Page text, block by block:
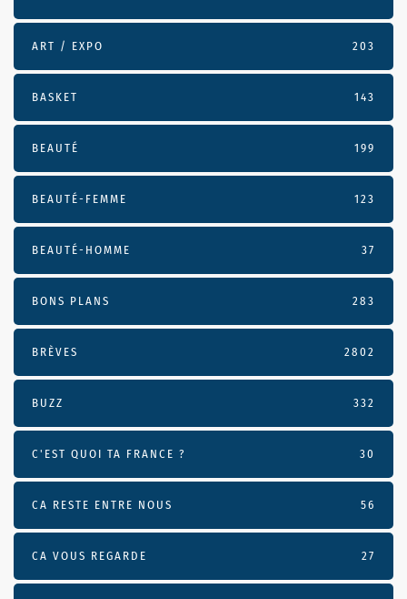
ART / EXPO 203
BASKET 143
BEAUTÉ 199
BEAUTÉ-FEMME 123
BEAUTÉ-HOMME 37
BONS PLANS 283
BRÈVES 2802
BUZZ 332
C'EST QUOI TA FRANCE ? 30
CA RESTE ENTRE NOUS 56
CA VOUS REGARDE 27